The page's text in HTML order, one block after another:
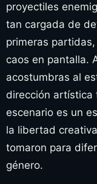
proyectiles
tan cargada de
primeras
caos en pantalla.
acostumbras al
dirección artística
escenario es un
la libertad
tomaron para
género.